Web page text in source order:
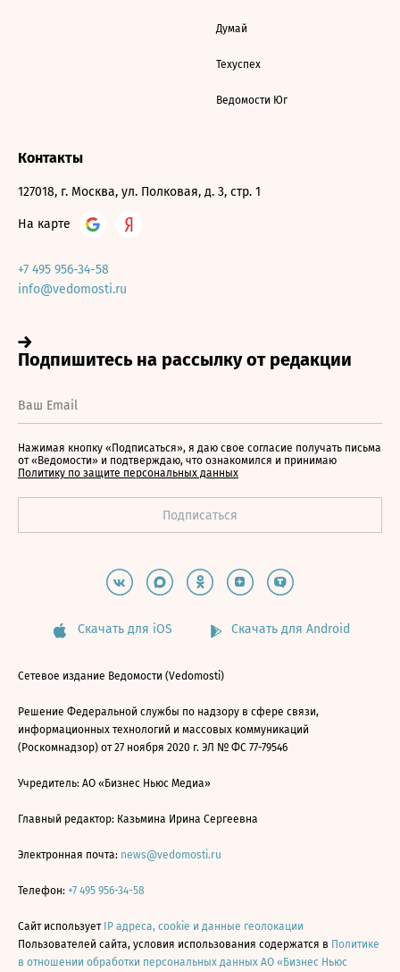
Думай
Техуспех
Ведомости Юг
Контакты
127018, г. Москва, ул. Полковая, д. 3, стр. 1
На карте
+7 495 956-34-58
info@vedomosti.ru
Нажимая кнопку «Подписаться», я даю свое согласие получать письма
от «Ведомости» и подтверждаю, что ознакомился и принимаю
Политику по защите персональных данных
Скачать для iOS Скачать для Android
Сетевое издание Ведомости (Vedomosti)
Решение Федеральной службы по надзору в сфере связи,
информационных технологий и массовых коммуникаций
(Роскомнадзор) от 27 ноября 2020 г. ЭЛ № ФС 77-79546
Учредитель: АО «Бизнес Ньюс Медиа»
Главный редактор: Казьмина Ирина Сергеевна
Электронная почта: news@vedomosti.ru
Телефон: +7 495 956-34-58
Сайт использует IP адреса, cookie и данные геолокации
Пользователей сайта, условия использования содержатся в Политике
в отношении обработки персональных данных АО «Бизнес Ньюс